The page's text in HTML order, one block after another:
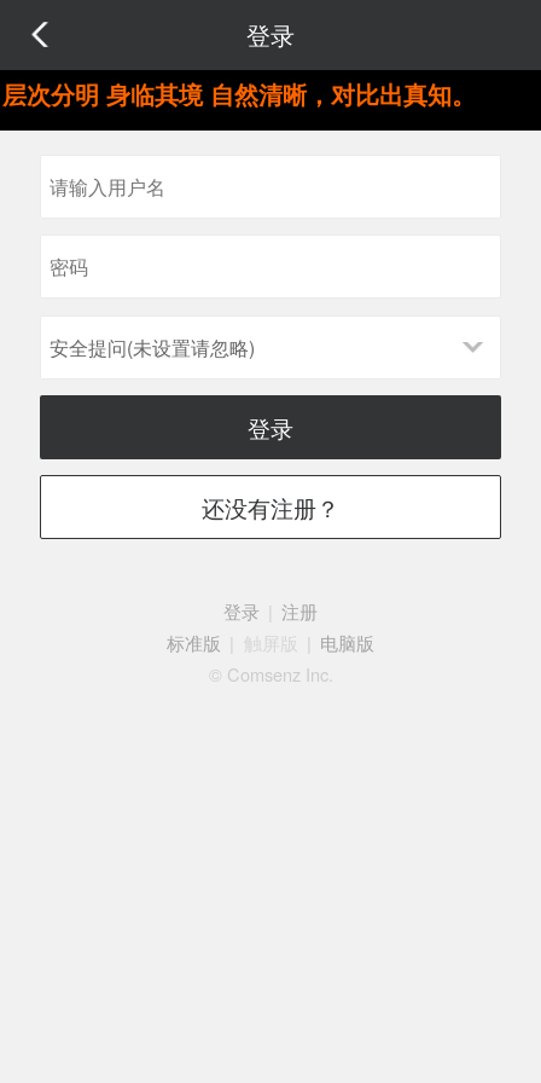
层次分明 身临其境 自然清晰，对比出真知。
登录
安全提问(未设置请忽略)
登录
还没有注册？
登录
注册
标准版
触屏版
电脑版
© Comsenz Inc.